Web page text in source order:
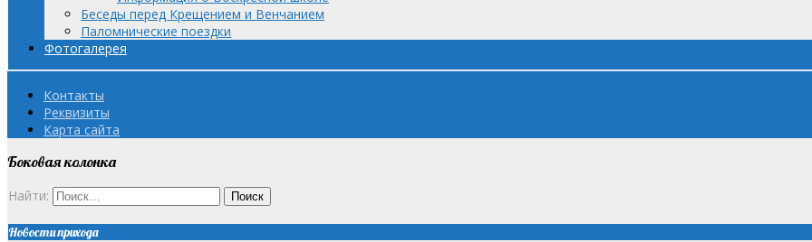
Беседы перед Крещением и Венчанием
Паломнические поездки
Фотогалерея
Контакты
Реквизиты
Карта сайта
Боковая колонка
Найти:
Новости прихода